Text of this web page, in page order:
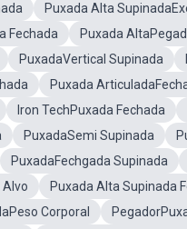
Puxada Alta
Fechada
Puxada
PuxadaVertical Supinada
Puxada
Iron TechPuxada Fechada
PuxadaSemi Supinada
PuxadaFechgada Supinada
Alvo
Puxada Alta Supinada
Corporal